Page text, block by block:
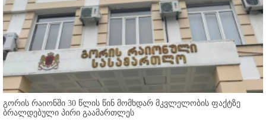
გორის რაიონში 30 წლის წინ მომხდარ მკვლელობის ფაქტზე
ბრალდებული პირი გაამართლეს